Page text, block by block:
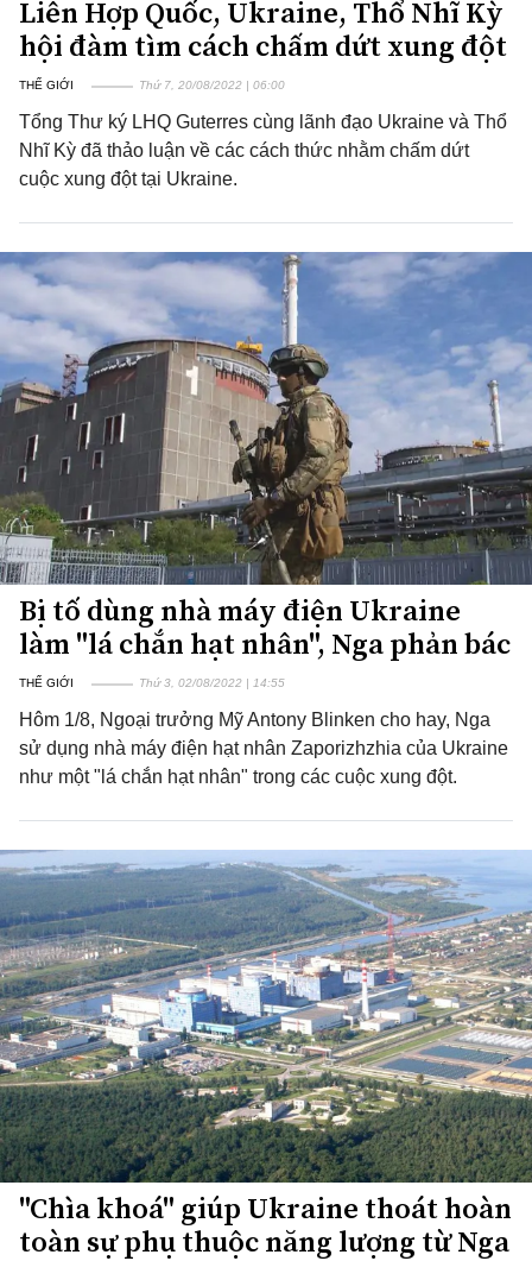
Liên Hợp Quốc, Ukraine, Thổ Nhĩ Kỳ
hội đàm tìm cách chấm dứt xung đột
THẾ GIỚI Thứ 7, 20/08/2022 | 06:00
Tổng Thư ký LHQ Guterres cùng lãnh đạo Ukraine và Thổ
Nhĩ Kỳ đã thảo luận về các cách thức nhằm chấm dứt
cuộc xung đột tại Ukraine.
Bị tố dùng nhà máy điện Ukraine
làm "lá chắn hạt nhân", Nga phản bác
THẾ GIỚI Thứ 3, 02/08/2022 | 14:55
Hôm 1/8, Ngoại trưởng Mỹ Antony Blinken cho hay, Nga
sử dụng nhà máy điện hạt nhân Zaporizhzhia của Ukraine
như một "lá chắn hạt nhân" trong các cuộc xung đột.
"Chìa khoá" giúp Ukraine thoát hoàn
toàn sự phụ thuộc năng lượng từ Nga